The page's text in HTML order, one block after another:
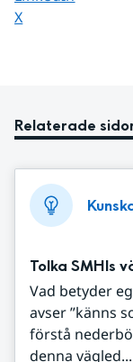
Dela sidan på
X
Relaterade
Tolka SMHIs
Vad betyder
avser ”känns
förstå
denna vägled...